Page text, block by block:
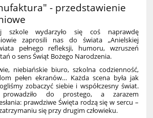
- przedstawienie
szkole wydarzyło się coś naprawdę
zaprosili nas do świata „Anielskiej
pełnego refleksji, humoru, wzruszeń
o sens Świąt Bożego Narodzenia.
niebiańskie biuro, szkolna codzienność,
pełen ekranów… Każda scena była jak
zobaczyć siebie i współczesny świat.
do prostego, a zarazem
prawdziwe Święta rodzą się w sercu –
się przy drugim człowieku.